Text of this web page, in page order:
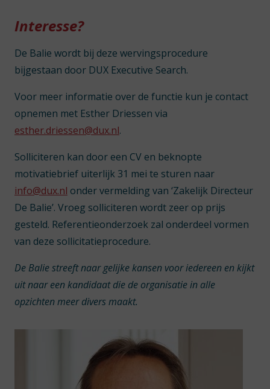
Interesse?
De Balie wordt bij deze wervingsprocedure
bijgestaan door DUX Executive Search.
Voor meer informatie over de functie kun je contact
opnemen met Esther Driessen via
esther.driessen@dux.nl.
Solliciteren kan door een CV en beknopte
motivatiebrief uiterlijk 31 mei te sturen naar
info@dux.nl onder vermelding van ‘Zakelijk Directeur
De Balie’. Vroeg solliciteren wordt zeer op prijs
gesteld. Referentieonderzoek zal onderdeel vormen
van deze sollicitatieprocedure.
De Balie streeft naar gelijke kansen voor iedereen en kijkt
uit naar een kandidaat die de organisatie in alle
opzichten meer divers maakt.